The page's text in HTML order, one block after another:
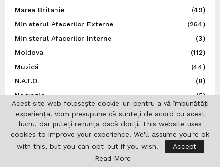
Marea Britanie
(49)
Ministerul Afacerilor Externe
(264)
Ministerul Afacerilor Interne
(3)
Moldova
(112)
Muzică
(44)
N.A.T.O.
(8)
Norvegia
(5)
O.N.U.
(3)
Olimpiade
(1)
(9)
Acest site web folosește cookie-uri pentru a vă îmbunătăți
experiența. Vom presupune că sunteți de acord cu acest
lucru, dar puteți renunța dacă doriți. This website uses
cookies to improve your experience. We'll assume you're ok
with this, but you can opt-out if you wish.
Accept
Read More